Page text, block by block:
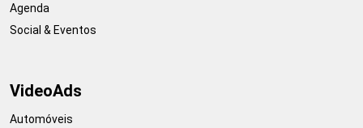
Agenda
Social & Eventos
VideoAds
Automóveis